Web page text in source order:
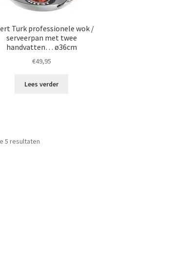
Turk professionele wok /
serveerpan met twee
handvatten… ø36cm
€49,95
Lees verder
5 resultaten